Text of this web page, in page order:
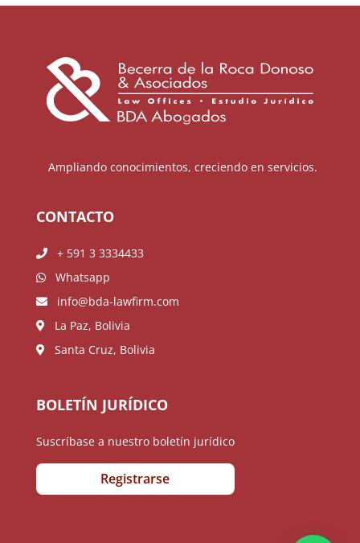
Ampliando conocimientos, creciendo en servicios.
CONTACTO
+ 591 3 3334433
Whatsapp
info@bda-lawfirm.com
La Paz, Bolivia
Santa Cruz, Bolivia
BOLETÍN JURÍDICO
Suscríbase a nuestro boletín jurídico
Registrarse